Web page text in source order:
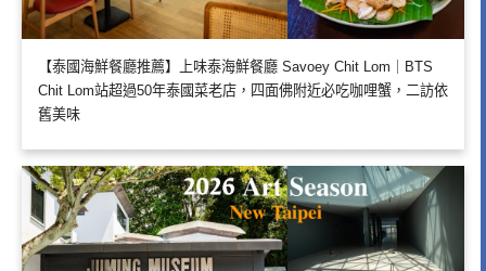
【泰國海鮮餐廳推薦】上味泰海鮮餐廳 Savoey Chit Lom｜BTS
Chit Lom站超過50年泰國菜老店，四面佛附近必吃咖哩蟹，二訪依
舊美味